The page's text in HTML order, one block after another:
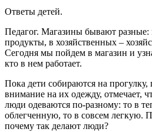
Ответы детей.
Педагог. Магазины бывают разные:
продукты, в хозяйственных –
Сегодня мы пойдем в магазин и
кто в нем работает.
Пока дети собираются на прогулку,
внимание на их одежду, отмечает,
люди одеваются по-разному: то в
облегченную, то в совсем легкую.
почему так делают люди?